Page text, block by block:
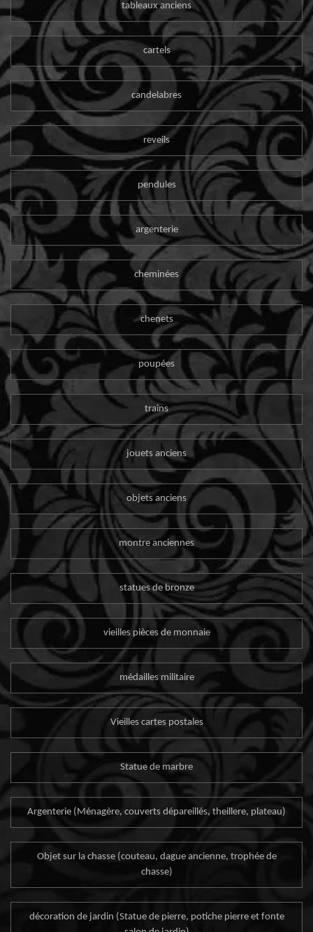
tableaux anciens
cartels
candelabres
reveils
pendules
argenterie
cheminées
chenets
poupées
trains
jouets anciens
objets anciens
montre anciennes
statues de bronze
vieilles pièces de monnaie
médailles militaire
Vieilles cartes postales
Statue de marbre
Argenterie (Ménagère, couverts dépareillés, theillere, plateau)
Objet sur la chasse (couteau, dague ancienne, trophée de
chasse)
décoration de jardin (Statue de pierre, potiche pierre et fonte